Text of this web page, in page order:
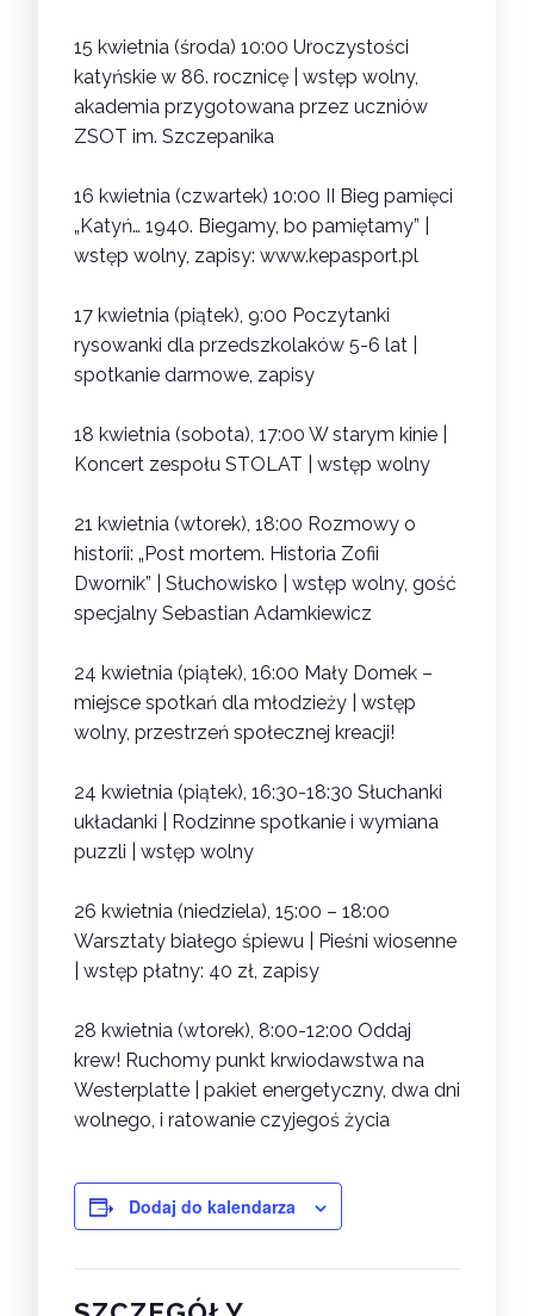
15 kwietnia (środa) 10:00 Uroczystości
katyńskie w 86. rocznicę
| wstęp wolny,
akademia przygotowana przez uczniów
ZSOT im. Szczepanika
16 kwietnia (czwartek) 10:00 II Bieg pamięci
„Katyń… 1940. Biegamy, bo pamiętamy”
wstęp wolny, zapisy: www.kepasport.pl
17 kwietnia (piątek), 9:00 Poczytanki
rysowanki dla przedszkolaków 5-6 lat
spotkanie darmowe, zapisy
18 kwietnia (sobota), 17:00 W starym kinie |
Koncert zespołu STOLAT
| wstęp wolny
21 kwietnia (wtorek), 18:00 Rozmowy o
historii: „Post mortem. Historia Zofii
Dwornik” | Słuchowisko
| wstęp wolny, gość
specjalny Sebastian Adamkiewicz
24 kwietnia (piątek), 16:00 Mały Domek –
miejsce spotkań dla młodzieży | wstęp
wolny, przestrzeń społecznej kreacji!
24 kwietnia (piątek), 16:30-18:30 Słuchanki
układanki | Rodzinne spotkanie i wymiana
puzzli
| wstęp wolny
26 kwietnia (niedziela), 15:00 – 18:00
Warsztaty białego śpiewu | Pieśni wiosenne
| wstęp płatny: 40 zł, zapisy
28 kwietnia (wtorek), 8:00-12:00 Oddaj
krew! Ruchomy punkt krwiodawstwa na
Westerplatte | pakiet energetyczny, dwa dni
wolnego, i ratowanie czyjegoś życia
Dodaj do kalendarza